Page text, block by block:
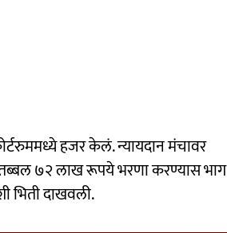
हजर केलं. न्यायदान मंचावर
७२ लाख रूपये भरणा करण्यास भाग
भिती दाखवली.